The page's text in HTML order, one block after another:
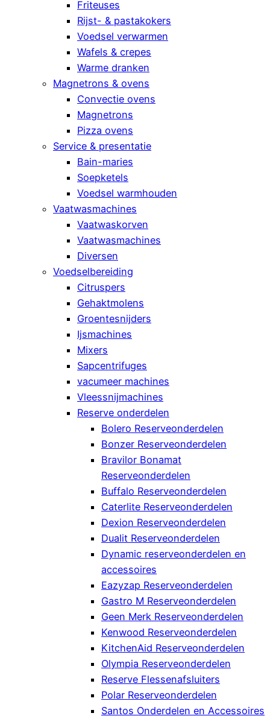
Friteuses
Rijst- & pastakokers
Voedsel verwarmen
Wafels & crepes
Warme dranken
Magnetrons & ovens
Convectie ovens
Magnetrons
Pizza ovens
Service & presentatie
Bain-maries
Soepketels
Voedsel warmhouden
Vaatwasmachines
Vaatwaskorven
Vaatwasmachines
Diversen
Voedselbereiding
Citruspers
Gehaktmolens
Groentesnijders
Ijsmachines
Mixers
Sapcentrifuges
vacumeer machines
Vleessnijmachines
Reserve onderdelen
Bolero Reserveonderdelen
Bonzer Reserveonderdelen
Bravilor Bonamat
Reserveonderdelen
Buffalo Reserveonderdelen
Caterlite Reserveonderdelen
Dexion Reserveonderdelen
Dualit Reserveonderdelen
Dynamic reserveonderdelen en
accessoires
Eazyzap Reserveonderdelen
Gastro M Reserveonderdelen
Geen Merk Reserveonderdelen
Kenwood Reserveonderdelen
KitchenAid Reserveonderdelen
Olympia Reserveonderdelen
Reserve Flessenafsluiters
Polar Reserveonderdelen
Santos Onderdelen en Accessoires